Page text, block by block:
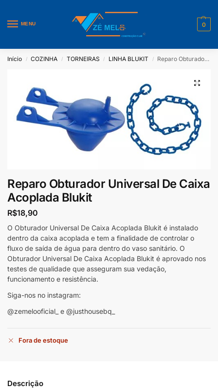
MENU 0
Início / COZINHA / TORNEIRAS / LINHA BLUKIT / Reparo Obturador Universal De Caixa Acoplada Blukit
Reparo Obturador Universal De Caixa
Acoplada Blukit
R$18,90
O Obturador Universal De Caixa Acoplada Blukit é instalado
dentro da caixa acoplada e tem a finalidade de controlar o
fluxo de saída de água para dentro do vaso sanitário. O
Obturador Universal De Caixa Acoplada Blukit é aprovado nos
testes de qualidade que asseguram sua vedação,
funcionamento e resistência.
Siga-nos no instagram:
@zemelooficial_ e @justhousebq_
Fora de estoque
Descrição